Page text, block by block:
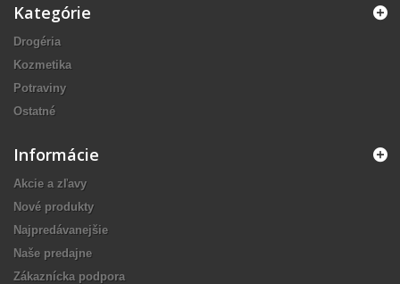
Kategórie
Drogéria
Kozmetika
Potraviny
Ostatné
Informácie
Akcie a zľavy
Nové produkty
Najpredávanejšie
Naše predajne
Zákaznícka podpora